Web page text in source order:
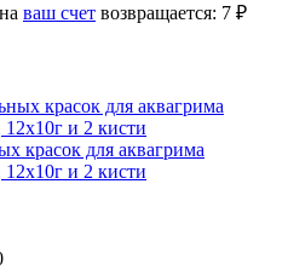
ваш счет возвращается: 7 ₽
красок для аквагрима
и 2 кисти